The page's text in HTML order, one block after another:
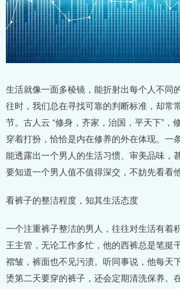
生活就像一面多棱镜，能折射出每个人不同
往时，我们总在寻找可靠的判断标准，却常
节。古人云 “修身，齐家，治国，平天下”，
穿着打扮，恰恰是内在修养的外在体现。一
能透露出一个男人的生活习惯、审美品味，
要知道一个男人值不值得深交，不妨先看看他
看裤子的整洁程度，知其生活态度
一个注重裤子整洁的男人，往往对生活有着
王主管，无论工作多忙，他的西裤总是笔挺
褶皱，裤面也不见污渍。听同事说，他每天
烫第二天要穿的裤子，还会定期清洗保养。